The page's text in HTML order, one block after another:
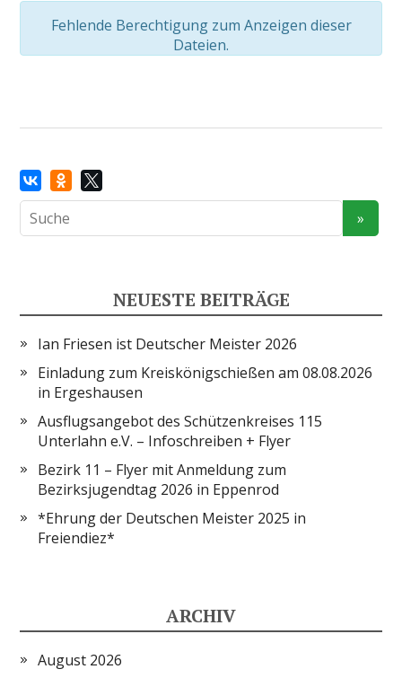
Fehlende Berechtigung zum Anzeigen dieser
Dateien.
NEUESTE BEITRÄGE
Ian Friesen ist Deutscher Meister 2026
Einladung zum Kreiskönigschießen am 08.08.2026
in Ergeshausen
Ausflugsangebot des Schützenkreises 115
Unterlahn e.V. – Infoschreiben + Flyer
Bezirk 11 – Flyer mit Anmeldung zum
Bezirksjugendtag 2026 in Eppenrod
*Ehrung der Deutschen Meister 2025 in
Freiendiez*
ARCHIV
August 2026